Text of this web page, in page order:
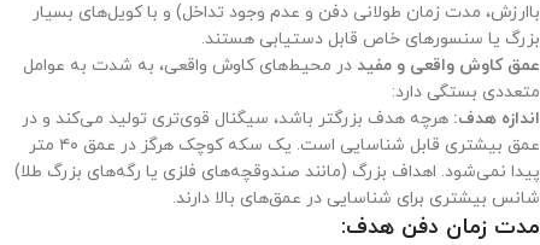
باارزش، مدت زمان طولانی دفن و عدم وجود تداخل) و با کویل‌های بسیار
بزرگ یا سنسورهای خاص قابل دستیابی هستند.
عمق کاوش واقعی و مفید در محیط‌های کاوش واقعی، به شدت به عوامل
متعددی بستگی دارد:
اندازه هدف: هرچه هدف بزرگتر باشد، سیگنال قوی‌تری تولید می‌کند و در
عمق بیشتری قابل شناسایی است. یک سکه کوچک هرگز در عمق ۴۰ متر
پیدا نمی‌شود. اهداف بزرگ (مانند صندوقچه‌های فلزی یا رگه‌های بزرگ طلا)
شانس بیشتری برای شناسایی در عمق‌های بالا دارند.
مدت زمان دفن هدف: